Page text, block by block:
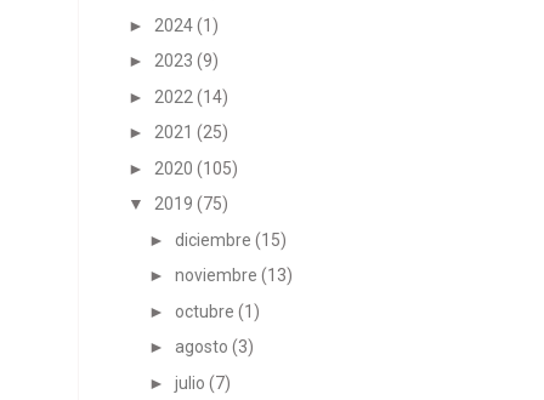
► 2024(1)
► 2023 (9)
► 2022 (14)
► 2021 (25)
► 2020 (105)
▼
2019 (75)
► diciembre (15)
► noviembre (13)
► octubre (1)
► agosto (3)
► julio (7)